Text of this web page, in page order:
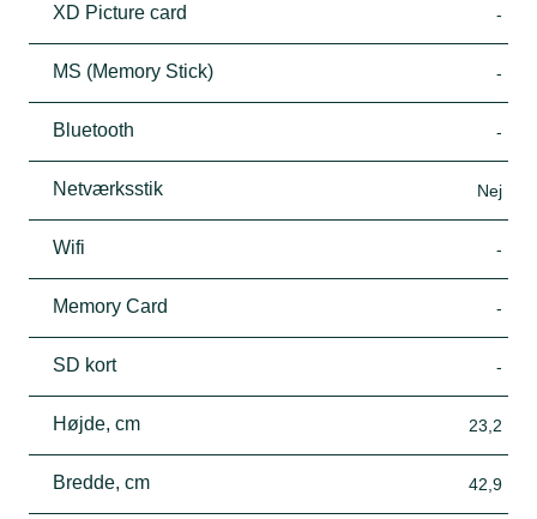
XD Picture card -
MS (Memory Stick) -
Bluetooth -
Netværksstik Nej
Wifi -
Memory Card -
SD kort -
Højde, cm 23,2
Bredde, cm 42,9